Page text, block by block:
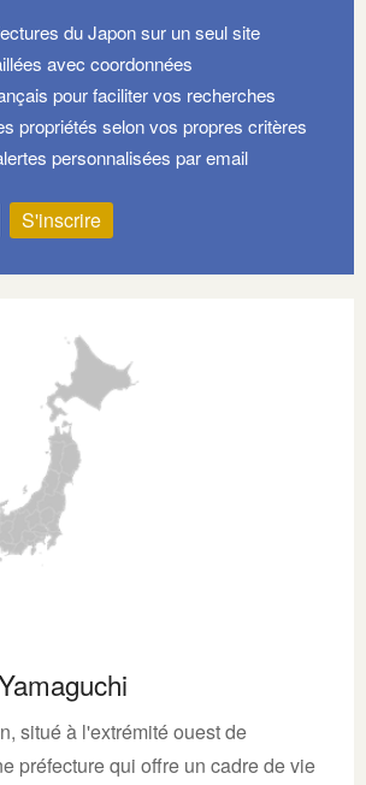
du Japon sur un seul site
avec coordonnées
pour faciliter vos recherches
propriétés selon vos propres critères
personnalisées par email
S'inscrire
situé à l'extrémité ouest de
préfecture qui offre un cadre de vie